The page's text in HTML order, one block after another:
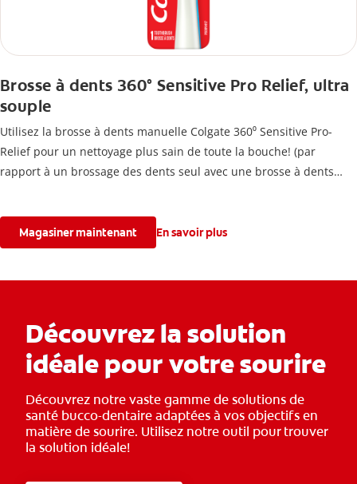
Brosse à dents 360° Sensitive Pro Relief, ultra
souple
Utilisez la brosse à dents manuelle Colgate 360⁰ Sensitive Pro-
Relief pour un nettoyage plus sain de toute la bouche! (par
rapport à un brossage des dents seul avec une brosse à dents
Magasiner maintenant En savoir plus
Découvrez la solution
idéale pour votre sourire
Découvrez notre vaste gamme de solutions de
santé bucco-dentaire adaptées à vos objectifs en
matière de sourire. Utilisez notre outil pour trouver
la solution idéale!